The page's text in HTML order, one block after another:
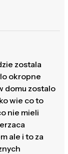
zostala
okropne
domu zostalo
wie co to
nie mieli
ale i to za